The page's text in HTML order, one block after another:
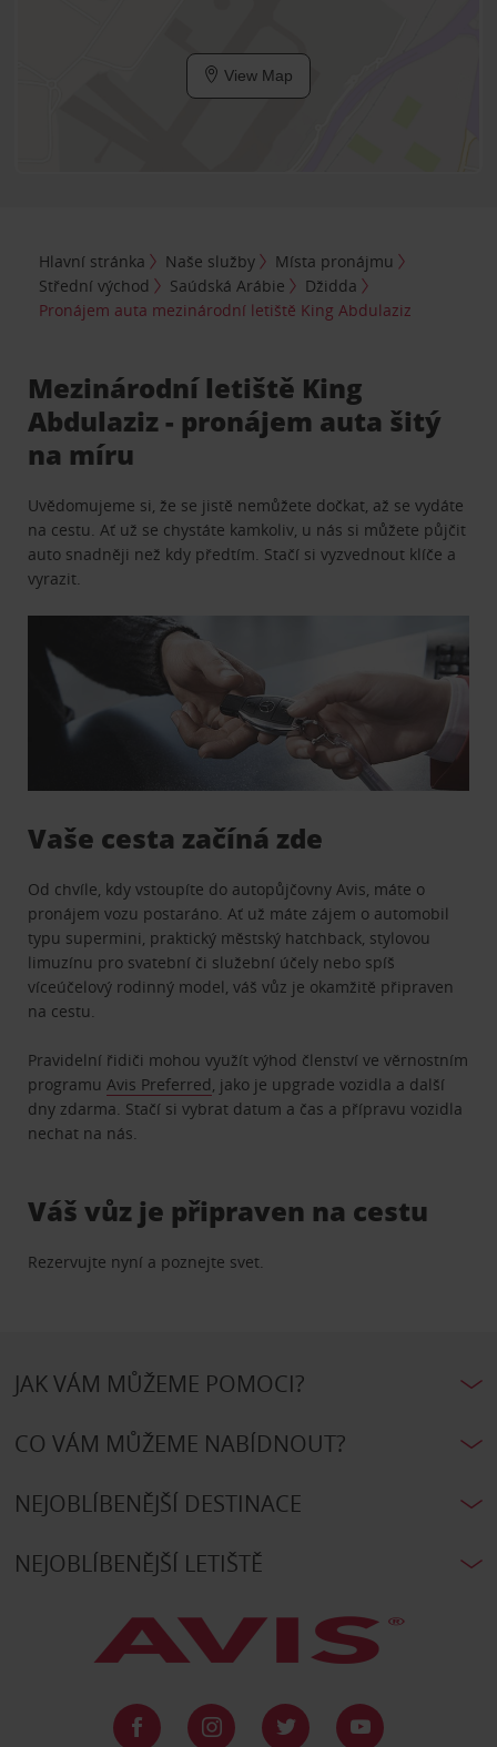
View Map
Hlavní stránka Naše služby
Místa pronájmu
Střední východ
Saúdská Arábie
Džidda
Pronájem auta mezinárodní letiště King Abdulaziz
Mezinárodní letiště King
Abdulaziz - pronájem auta šitý
na míru
Uvědomujeme si, že se jistě nemůžete dočkat, až se vydáte
na cestu. Ať už se chystáte kamkoliv, u nás si můžete půjčit
auto snadněji než kdy předtím. Stačí si vyzvednout klíče a
vyrazit.
Vaše cesta začíná zde
Od chvíle, kdy vstoupíte do autopůjčovny Avis, máte o
pronájem vozu postaráno. Ať už máte zájem o automobil
typu supermini, praktický městský hatchback, stylovou
limuzínu pro svatební či služební účely nebo spíš
víceúčelový rodinný model, váš vůz je okamžitě připraven
na cestu.
Pravidelní řidiči mohou využít výhod členství ve věrnostním
programuAvis Preferred, jako je upgrade vozidla a další
dny zdarma. Stačí si vybrat datum a čas a přípravu vozidla
nechat na nás.
Váš vůz je připraven na cestu
Rezervujte nyní a poznejte svet.
JAK VÁM MŮŽEME POMOCI?
CO VÁM MŮŽEME NABÍDNOUT?
NEJOBLÍBENĚJŠÍ DESTINACE
NEJOBLÍBENĚJŠÍ LETIŠTĚ